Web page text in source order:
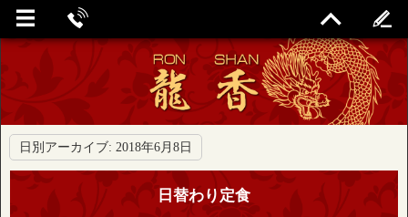
日別アーカイブ: 2018年6月8日
日替わり定食